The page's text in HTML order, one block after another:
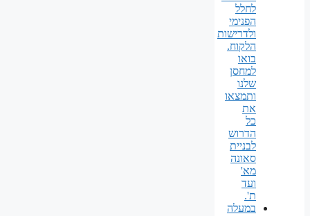
לחלל
הפנימי
ולדרישות
הלקוח.
בואו
למחסן
שלנו
ותמצאו
את
כל
הדרוש
לבניית
סאונה
מא'
ועד
ת'.
במעלה